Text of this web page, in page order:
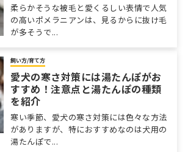
柔らかそうな被毛と愛くるしい表情で人気
の高いポメラニアンは、見るからに抜け毛
が多そうで...
飼い方/育て方
愛犬の寒さ対策には湯たんぽがお
すすめ！注意点と湯たんぽの種類
を紹介
寒い季節、愛犬の寒さ対策には色々な方法
がありますが、特におすすめなのは犬用の
湯たんぽで...